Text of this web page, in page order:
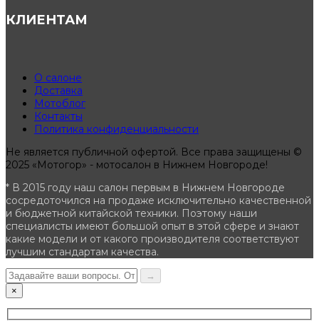
КЛИЕНТАМ
О салоне
Доставка
Мотоблог
Контакты
Политика конфиденциальности
Не является публичной офертой. Все права защищены ©
2025 «Мотогор» - мотосалон в Нижнем Новгороде!
* В 2015 году наш салон первым в Нижнем Новгороде
сосредоточился на продаже исключительно качественной
и бюджетной китайской техники. Поэтому наши
специалисты имеют большой опыт в этой сфере и знают
какие модели и от какого производителя соответствуют
лучшим стандартам качества.
→
×